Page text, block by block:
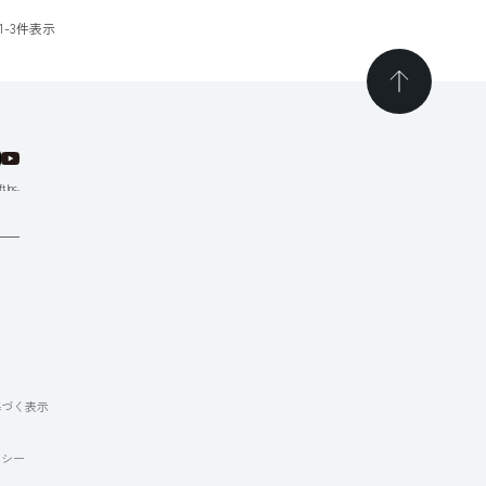
1-3件表示
Inc.
く表示
ー